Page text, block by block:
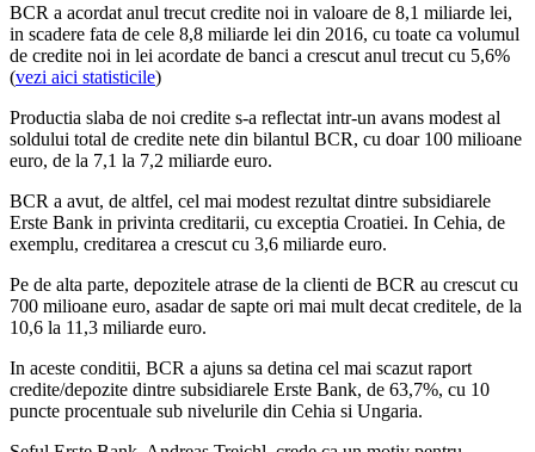
BCR a acordat anul trecut credite noi in valoare de 8,1 miliarde lei,
in scadere fata de cele 8,8 miliarde lei din 2016, cu toate ca volumul
de credite noi in lei acordate de banci a crescut anul trecut cu 5,6%
(vezi aici statisticile)
Productia slaba de noi credite s-a reflectat intr-un avans modest al
soldului total de credite nete din bilantul BCR, cu doar 100 milioane
euro, de la 7,1 la 7,2 miliarde euro.
BCR a avut, de altfel, cel mai modest rezultat dintre subsidiarele
Erste Bank in privinta creditarii, cu exceptia Croatiei. In Cehia, de
exemplu, creditarea a crescut cu 3,6 miliarde euro.
Pe de alta parte, depozitele atrase de la clienti de BCR au crescut cu
700 milioane euro, asadar de sapte ori mai mult decat creditele, de la
10,6 la 11,3 miliarde euro.
In aceste conditii, BCR a ajuns sa detina cel mai scazut raport
credite/depozite dintre subsidiarele Erste Bank, de 63,7%, cu 10
puncte procentuale sub nivelurile din Cehia si Ungaria.